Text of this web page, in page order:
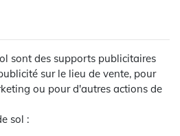
sont des supports publicitaires
sur le lieu de vente, pour
ou pour d'autres actions de
sol :